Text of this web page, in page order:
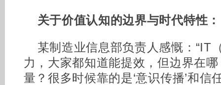
关于价值认知的边界与时代特性：
某制造业信息部负责人感慨：“IT
力，大家都知道能提效，但边界在
量？很多时候靠的是‘意识传播’和信